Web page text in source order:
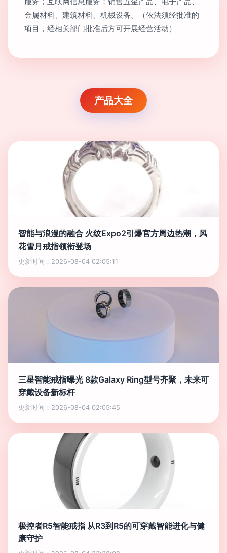
金属材料、建筑材料、机械设备。（依法须经批准的
项目，经相关部门批准后方可开展经营活动）
产品大全
智能与浪漫的融合 火纹Expo2引爆官方周边热潮，风
花雪月戒指领衔登场
更新时间：2026-08-04 02:05:11
三星智能戒指曝光 8款Galaxy Ring型号齐聚，未来可
穿戴设备新标杆
更新时间：2026-08-04 02:05:45
极控者R5智能戒指 从R3到R5的可穿戴智能进化与健
康守护